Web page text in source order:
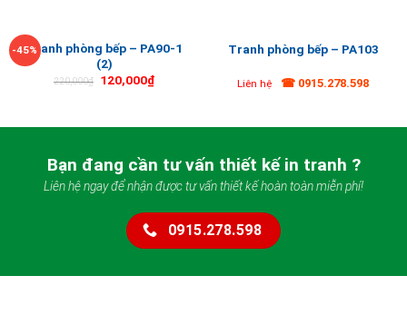
-45%Tranh phòng bếp – PA90-1
(2)
220,000₫ 120,000₫
Tranh phòng bếp – PA103
Liên hệ ☎ 0915.278.598
Bạn đang cần tư vấn thiết kế in tranh ?
Liên hệ ngay để nhận được tư vấn thiết kế hoàn toàn miễn phí!
0915.278.598